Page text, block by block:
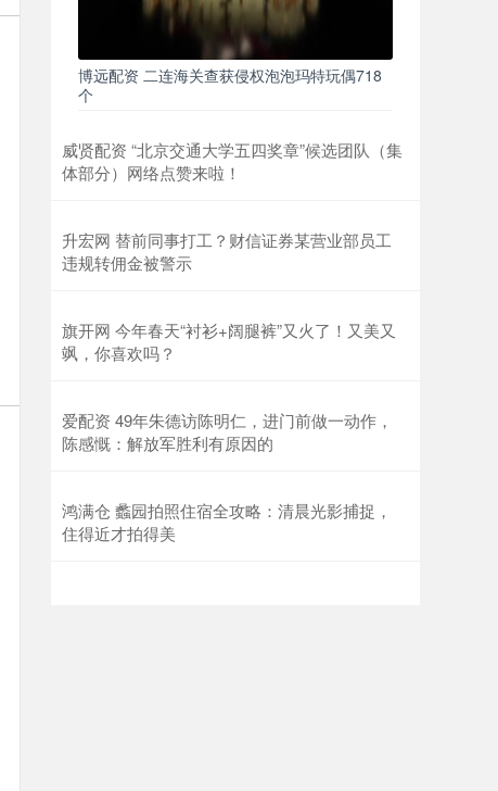
博远配资 二连海关查获侵权泡泡玛特玩偶718
个
威贤配资 “北京交通大学五四奖章”候选团队（集
体部分）网络点赞来啦！
升宏网 替前同事打工？财信证券某营业部员工
违规转佣金被警示
旗开网 今年春天“衬衫+阔腿裤”又火了！又美又
飒，你喜欢吗？
爱配资 49年朱德访陈明仁，进门前做一动作，
陈感慨：解放军胜利有原因的
鸿满仓 蠡园拍照住宿全攻略：清晨光影捕捉，
住得近才拍得美